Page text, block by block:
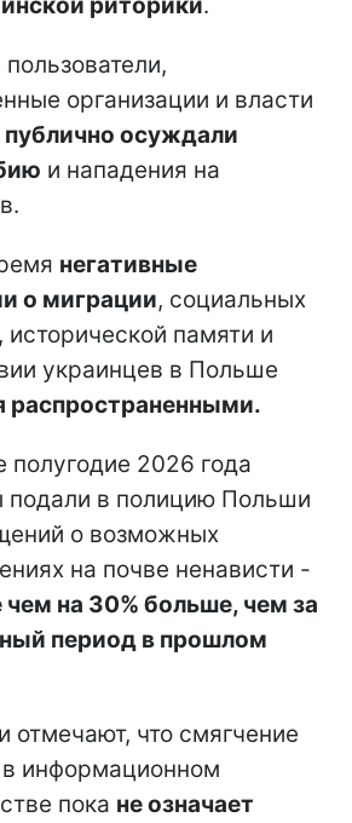
организации и власти
осуждали
и нападения на
негативные
о миграции, социальных
исторической памяти и
украинцев в Польше
распространенными.
полугодие 2026 года
подали в полицию Польши
о возможных
на почве ненависти -
чем на 30% больше, чем за
период в прошлом
отмечают, что смягчение
в информационном
пока не означает